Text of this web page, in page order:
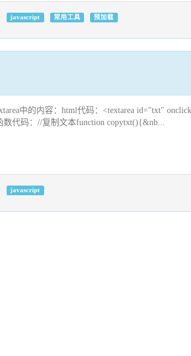
javascript 常用工具 预加载
中的内容：html代码：<textarea id="txt"
数代码：//复制文本function copytxt(){&nb...
javascript